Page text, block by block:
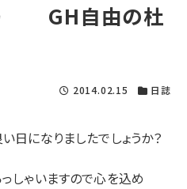
GH自由の杜
2014.02.15 日誌
になりましたでしょうか？
しゃいますので心を込め